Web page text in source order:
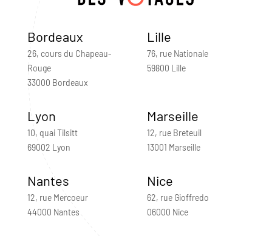
Bordeaux
26, cours du Chapeau-
Rouge
33000 Bordeaux
Lille
76, rue Nationale
59800 Lille
Lyon
10, quai Tilsitt
69002 Lyon
Marseille
12, rue Breteuil
13001 Marseille
Nantes
12, rue Mercoeur
44000 Nantes
Nice
62, rue Gioffredo
06000 Nice